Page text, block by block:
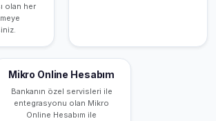
olan her
Mikro Online Hesabım
Bankanın özel servisleri ile
entegrasyonu olan Mikro
Online Hesabım ile